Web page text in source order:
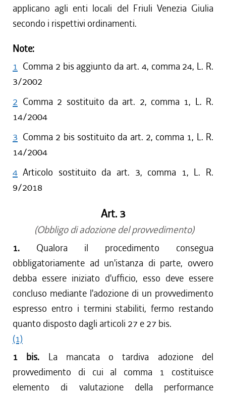
applicano agli enti locali del Friuli Venezia Giulia
secondo i rispettivi ordinamenti.
Note:
1 Comma 2 bis aggiunto da art. 4, comma 24, L. R.
3/2002
2 Comma 2 sostituito da art. 2, comma 1, L. R.
14/2004
3 Comma 2 bis sostituito da art. 2, comma 1, L. R.
14/2004
4 Articolo sostituito da art. 3, comma 1, L. R.
9/2018
Art. 3
(Obbligo di adozione del provvedimento)
1. Qualora il procedimento consegua
obbligatoriamente ad un'istanza di parte, ovvero
debba essere iniziato d'ufficio, esso deve essere
concluso mediante l'adozione di un provvedimento
espresso entro i termini stabiliti, fermo restando
quanto disposto dagli articoli 27 e 27 bis.
(1)
1 bis. La mancata o tardiva adozione del
provvedimento di cui al comma 1 costituisce
elemento di valutazione della performance